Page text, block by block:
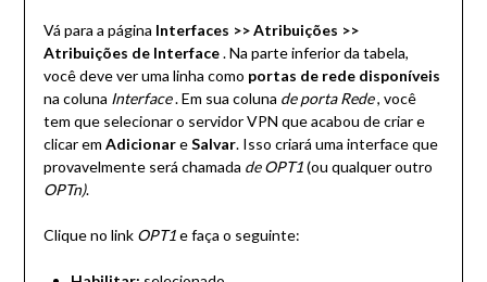
Vá para a página Interfaces >> Atribuições >>
Atribuições de Interface. Na parte inferior da tabela,
você deve ver uma linha como portas de rede disponíveis
na coluna Interface. Em sua coluna de porta Rede, você
tem que selecionar o servidor VPN que acabou de criar e
clicar em AdicionareSalvar. Isso criará uma interface que
provavelmente será chamada de OPT1(ou qualquer outro
OPTn).
Clique no link OPT1e faça o seguinte: